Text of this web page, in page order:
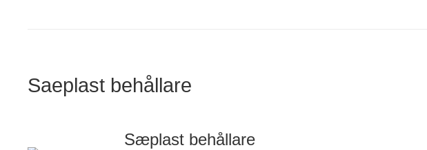
Saeplast behållare
Sæplast behållare